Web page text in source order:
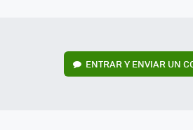
ENTRAR Y ENVIAR UN